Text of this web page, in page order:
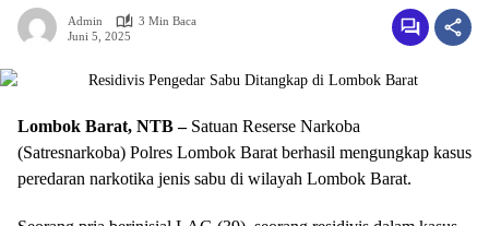
Admin
3 Min Baca
Juni 5, 2025
Lombok Barat, NTB –Satuan Reserse Narkoba
(Satresnarkoba) Polres Lombok Barat berhasil mengungkap kasus
peredaran narkotika jenis sabu di wilayah Lombok Barat.